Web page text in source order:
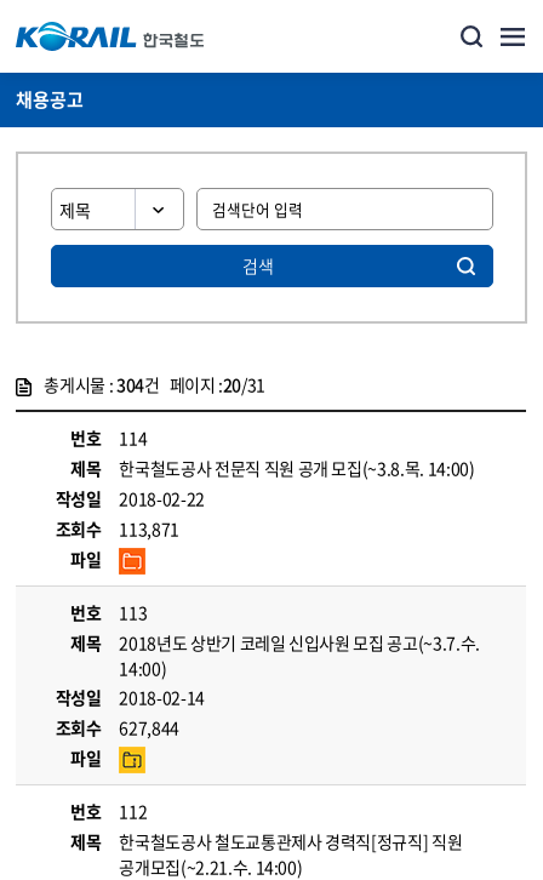
채용공고
검색
총게시물 :304건 페이지 :20/31
번호
114
제목
한국철도공사 전문직 직원 공개 모집(~3.8.목. 14:00)
작성일
2018-02-22
조회수
113,871
파일
번호
113
제목
2018년도 상반기 코레일 신입사원 모집 공고(~3.7.수.
14:00)
작성일
2018-02-14
조회수
627,844
파일
번호
112
제목
한국철도공사 철도교통관제사 경력직[정규직] 직원
공개모집(~2.21.수. 14:00)